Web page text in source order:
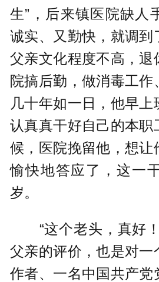
生”，后来镇医院缺人
诚实、又勤快，就调到
父亲文化程度不高，退
院搞后勤，做消毒工作
几十年如一日，他早上
认真真干好自己的本职
候，医院挽留他，想让
愉快地答应了，这一
岁。
“这个老头，真好！
父亲的评价，也是对一
作者、一名中国共产党